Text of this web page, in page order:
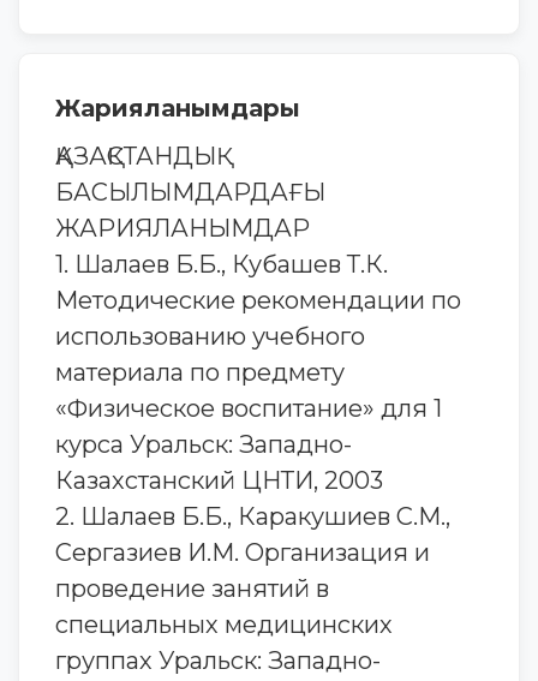
Жарияланымдары
ҚАЗАҚСТАНДЫҚ
БАСЫЛЫМДАРДАҒЫ
ЖАРИЯЛАНЫМДАР
1. Шалаев Б.Б., Кубашев Т.К.
Методические рекомендации по
использованию учебного
материала по предмету
«Физическое воспитание» для 1
курса Уральск: Западно-
Казахстанский ЦНТИ, 2003
2. Шалаев Б.Б., Каракушиев С.М.,
Сергазиев И.М. Организация и
проведение занятий в
специальных медицинских
группах Уральск: Западно-